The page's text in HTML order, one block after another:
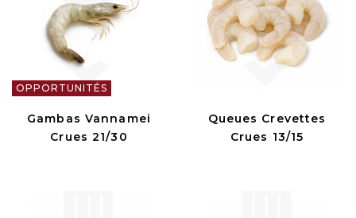
OPPORTUNITÉS
Gambas Vannamei
Crues 21/30
Queues Crevettes
Crues 13/15